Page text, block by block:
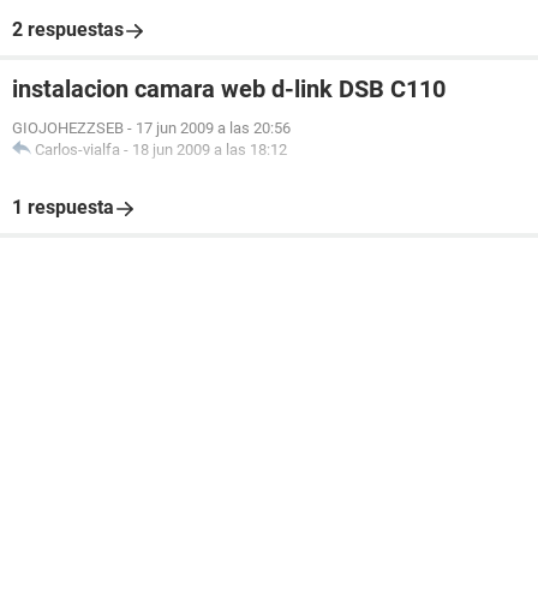
2 respuestas
instalacion camara web d-link DSB C110
GIOJOHEZZSEB - 17 jun 2009 a las 20:56
Carlos-vialfa - 18 jun 2009 a las 18:12
1 respuesta